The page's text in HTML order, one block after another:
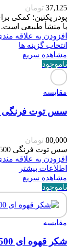
37,125 تومان
پودر پکتین؛ کمکی
با منشأ طبیعی است.
افزودن به علاقه
انتخاب گزینه ها
مشاهده سریع
ناموجود
مقایسه
سس توت فرنگی 500 گرمی فرمند
80,000 تومان
سس توت فرنگی 500 گرمی فرمند
افزودن به علاقه
اطلاعات بیشتر
مشاهده سریع
ناموجود
مقایسه
شکر قهوه ای 500 گرمی بن مانو